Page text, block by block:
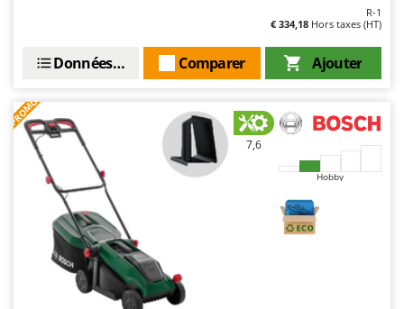
R-1
€ 334,18 Hors taxes (HT)
Ajouter
Comparer
Données techniques
PROMO
7,6
Hobby